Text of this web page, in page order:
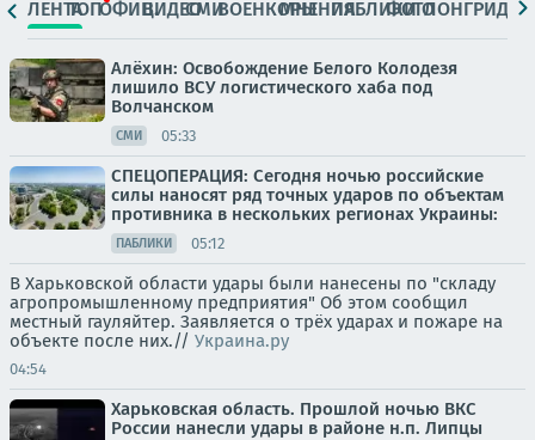
ЛЕНТАТОПОФИЦ.ВИДЕОСМИВОЕНКОРЫМНЕНИЯПАБЛИКИ
ФОТОЛОНГРИДЫ
Алёхин: Освобождение Белого Колодезя
лишило ВСУ логистического хаба под
Волчанском
СМИ 05:33
СПЕЦОПЕРАЦИЯ: Сегодня ночью российские
силы наносят ряд точных ударов по объектам
противника в нескольких регионах Украины:
ПАБЛИКИ 05:12
В Харьковской области удары были нанесены по "складу
агропромышленному предприятия" Об этом сообщил
местный гауляйтер. Заявляется о трёх ударах и пожаре на
объекте после них.// Украина.ру
04:54
Харьковская область. Прошлой ночью ВКС
России нанесли удары в районе н.п. Липцы